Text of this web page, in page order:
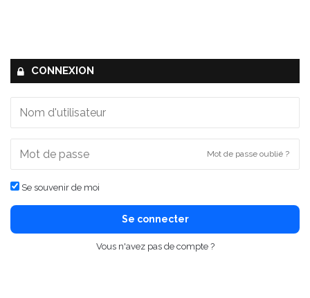
CONNEXION
Mot de passe oublié ?
Se souvenir de moi
Se connecter
Vous n'avez pas de compte ?